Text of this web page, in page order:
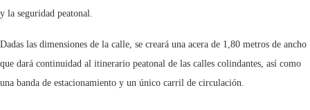
y la seguridad peatonal.
Dadas las dimensiones de la calle, se creará una acera de 1,80 metros de ancho
que dará continuidad al itinerario peatonal de las calles colindantes, así como
una banda de estacionamiento y un único carril de circulación.